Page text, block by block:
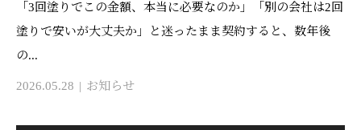
「3回塗りでこの金額、本当に必要なのか」「別の会社は2回
塗りで安いが大丈夫か」と迷ったまま契約すると、数年後
の...
2026.05.28 お知らせ